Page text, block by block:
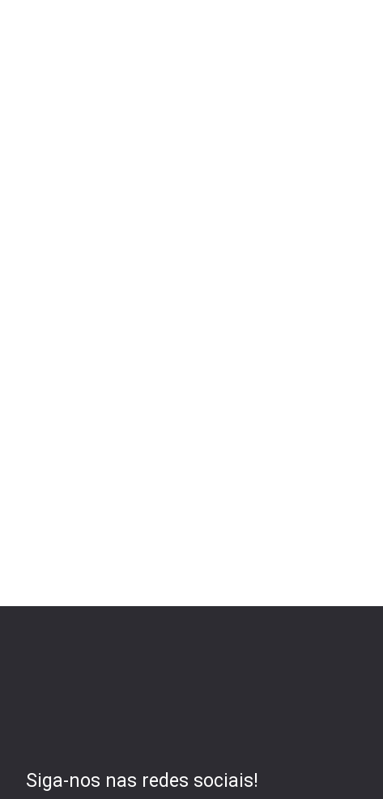
Siga-nos nas redes sociais!